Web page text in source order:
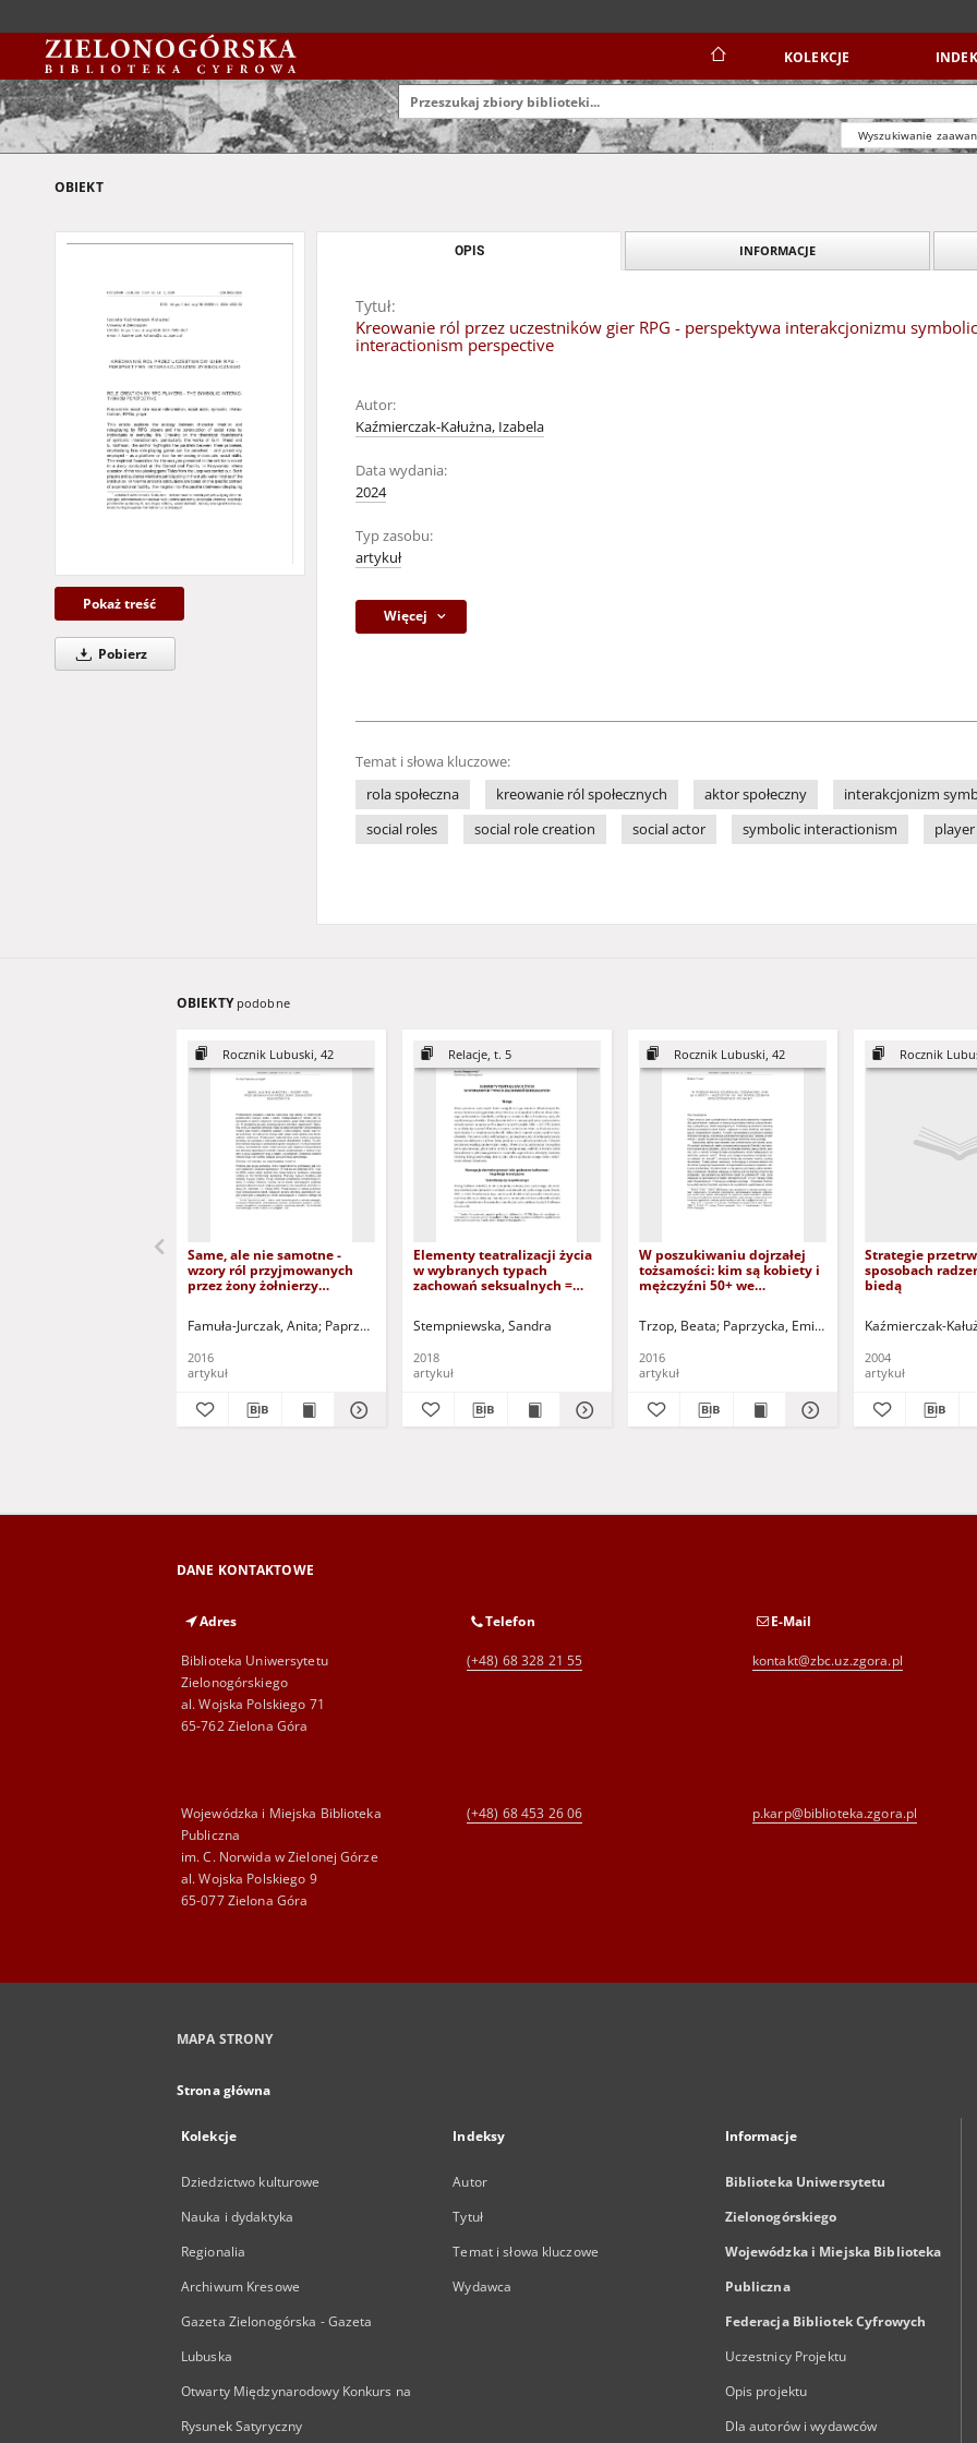
KOLEKCJE
Wyszukiwanie
OBIEKT
Pokaż treść
Pobierz
OPIS INFORMACJE
Tytuł:
Kreowanie ról przez uczestników gier RPG - perspektywa interakcjonizmu
interactionism perspective
Autor:
Kaźmierczak-Kałużna, Izabela
Data wydania:
2024
Typ zasobu:
artykuł
Więcej
Temat i słowa kluczowe:
rola społeczna
kreowanie ról społecznych aktor społeczny interakcjonizm
social roles
social role creation social actor symbolic interactionism player
OBIEKTY podobne
Rocznik Lubuski, 42
Same, ale nie samotne -
wzory ról przyjmowanych
przez żony żołnierzy
accepted by the wives of
Famuła-Jurczak, Anita Paprzycka, Emilia - red. Mianowska, Edyta - red.
2016
artykuł
Relacje, t. 5
Elementy teatralizacji życia
w wybranych typach
zachowań seksualnych =
behaviours
Stempniewska, Sandra
2018
artykuł
Rocznik Lubuski, 42
W poszukiwaniu dojrzałej
tożsamości: kim są kobiety i
mężczyźni 50+ we
In quest of mature identity:
50+ in modern Polish society
Trzop, Beata Paprzycka, Emilia - red. Mianowska,
2016
artykuł
Rocznik
Strategie
sposobach
biedą
Kaźmierczak-
2004
artykuł
DANE KONTAKTOWE
Adres
Biblioteka Uniwersytetu
Zielonogórskiego
al. Wojska Polskiego 71
65-762 Zielona Góra
Telefon
(+48) 68 328 21 55
E-Mail
kontakt@zbc.uz.zgora.pl
Wojewódzka i Miejska Biblioteka
Publiczna
im. C. Norwida w Zielonej Górze
al. Wojska Polskiego 9
65-077 Zielona Góra
(+48) 68 453 26 06 p.karp@biblioteka.zgora.pl
MAPA STRONY
Strona główna
Kolekcje
Dziedzictwo kulturowe
Nauka i dydaktyka
Regionalia
Archiwum Kresowe
Gazeta Zielonogórska - Gazeta
Lubuska
Otwarty Międzynarodowy Konkurs na
Rysunek Satyryczny
Indeksy
Autor
Tytuł
Temat i słowa kluczowe
Wydawca
Informacje
Biblioteka Uniwersytetu
Zielonogórskiego
Wojewódzka i Miejska Biblioteka
Publiczna
Federacja Bibliotek Cyfrowych
Uczestnicy Projektu
Opis projektu
Dla autorów i wydawców